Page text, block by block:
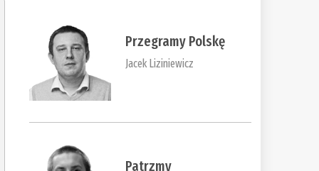
Przegramy Polskę
Jacek Liziniewicz
Patrzmy